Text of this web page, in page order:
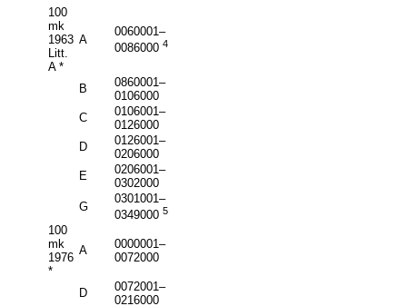
100
mk
1963
Litt.
A *
A
0060001–
0086000 4
B
0860001–
0106000
C
0106001–
0126000
D
0126001–
0206000
E
0206001–
0302000
G
0301001–
0349000 5
100
mk
1976
*
A
0000001–
0072000
D
0072001–
0216000